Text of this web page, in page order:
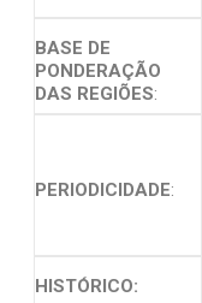
BASE DE
PONDERAÇÃO
DAS REGIÕES:
PERIODICIDADE:
HISTÓRICO: